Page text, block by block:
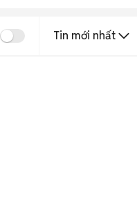
Tin mới nhất